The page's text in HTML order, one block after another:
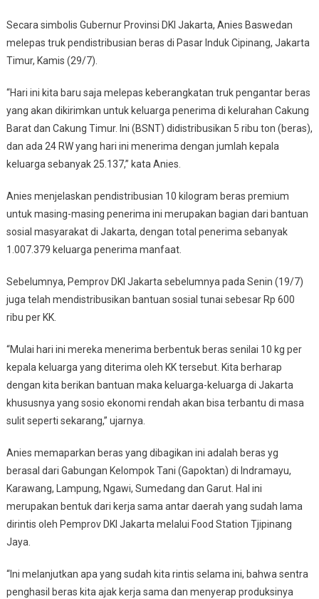
Beras
Premium
Jakarta
Secara simbolis Gubernur Provinsi DKI Jakarta, Anies Baswedan
melepas truk pendistribusian beras di Pasar Induk Cipinang, Jakarta
Timur, Kamis (29/7).
“Hari ini kita baru saja melepas keberangkatan truk pengantar beras
yang akan dikirimkan untuk keluarga penerima di kelurahan Cakung
Barat dan Cakung Timur. Ini (BSNT) didistribusikan 5 ribu ton (beras),
dan ada 24 RW yang hari ini menerima dengan jumlah kepala
keluarga sebanyak 25.137,” kata Anies.
Anies menjelaskan pendistribusian 10 kilogram beras premium
untuk masing-masing penerima ini merupakan bagian dari bantuan
sosial masyarakat di Jakarta, dengan total penerima sebanyak
1.007.379 keluarga penerima manfaat.
Sebelumnya, Pemprov DKI Jakarta sebelumnya pada Senin (19/7)
juga telah mendistribusikan bantuan sosial tunai sebesar Rp 600
ribu per KK.
“Mulai hari ini mereka menerima berbentuk beras senilai 10 kg per
kepala keluarga yang diterima oleh KK tersebut. Kita berharap
dengan kita berikan bantuan maka keluarga-keluarga di Jakarta
khususnya yang sosio ekonomi rendah akan bisa terbantu di masa
sulit seperti sekarang,” ujarnya.
Anies memaparkan beras yang dibagikan ini adalah beras yg
berasal dari Gabungan Kelompok Tani (Gapoktan) di Indramayu,
Karawang, Lampung, Ngawi, Sumedang dan Garut. Hal ini
merupakan bentuk dari kerja sama antar daerah yang sudah lama
dirintis oleh Pemprov DKI Jakarta melalui Food Station Tjipinang
Jaya.
“Ini melanjutkan apa yang sudah kita rintis selama ini, bahwa sentra
penghasil beras kita ajak kerja sama dan menyerap produksinya